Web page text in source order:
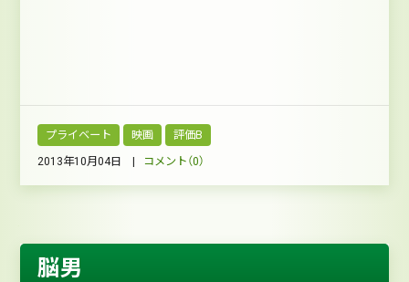
プライベート 映画 評価B
2013年10月04日 | コメント（0）
脳男